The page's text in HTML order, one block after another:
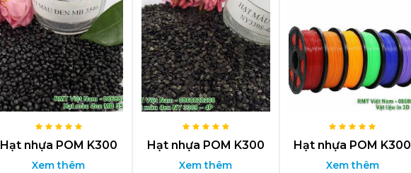
Hạt nhựa POM K300
Xem thêm
Hạt nhựa POM K300
Xem thêm
Hạt nhựa POM K300
Xem thêm